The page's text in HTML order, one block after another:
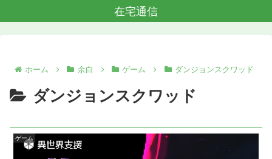
在宅通信
ホーム 余白 ゲーム ダンジョンスクワッド
ダンジョンスクワッド
ゲーム